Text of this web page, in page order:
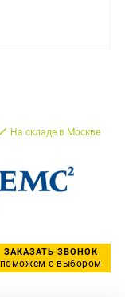
На складе в Москве
ЗАКАЗАТЬ ЗВОНОК
поможем с выбором